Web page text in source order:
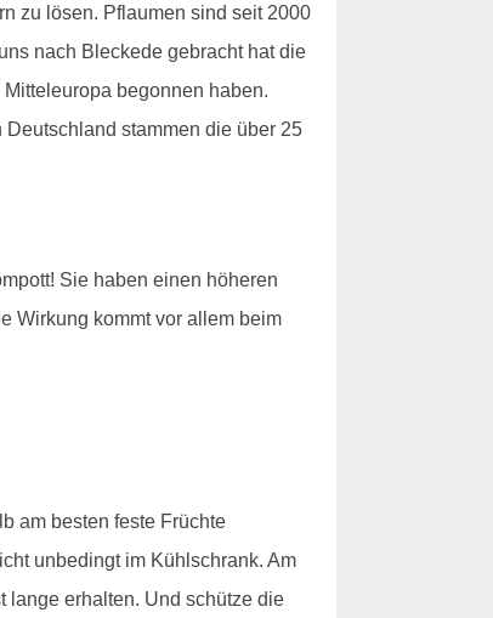
zu lösen. Pflaumen sind seit 2000
nach Bleckede gebracht hat die
begonnen haben.
stammen die über 25
Sie haben einen höheren
Wirkung kommt vor allem beim
am besten feste Früchte
unbedingt im Kühlschrank. Am
lange erhalten. Und schütze die